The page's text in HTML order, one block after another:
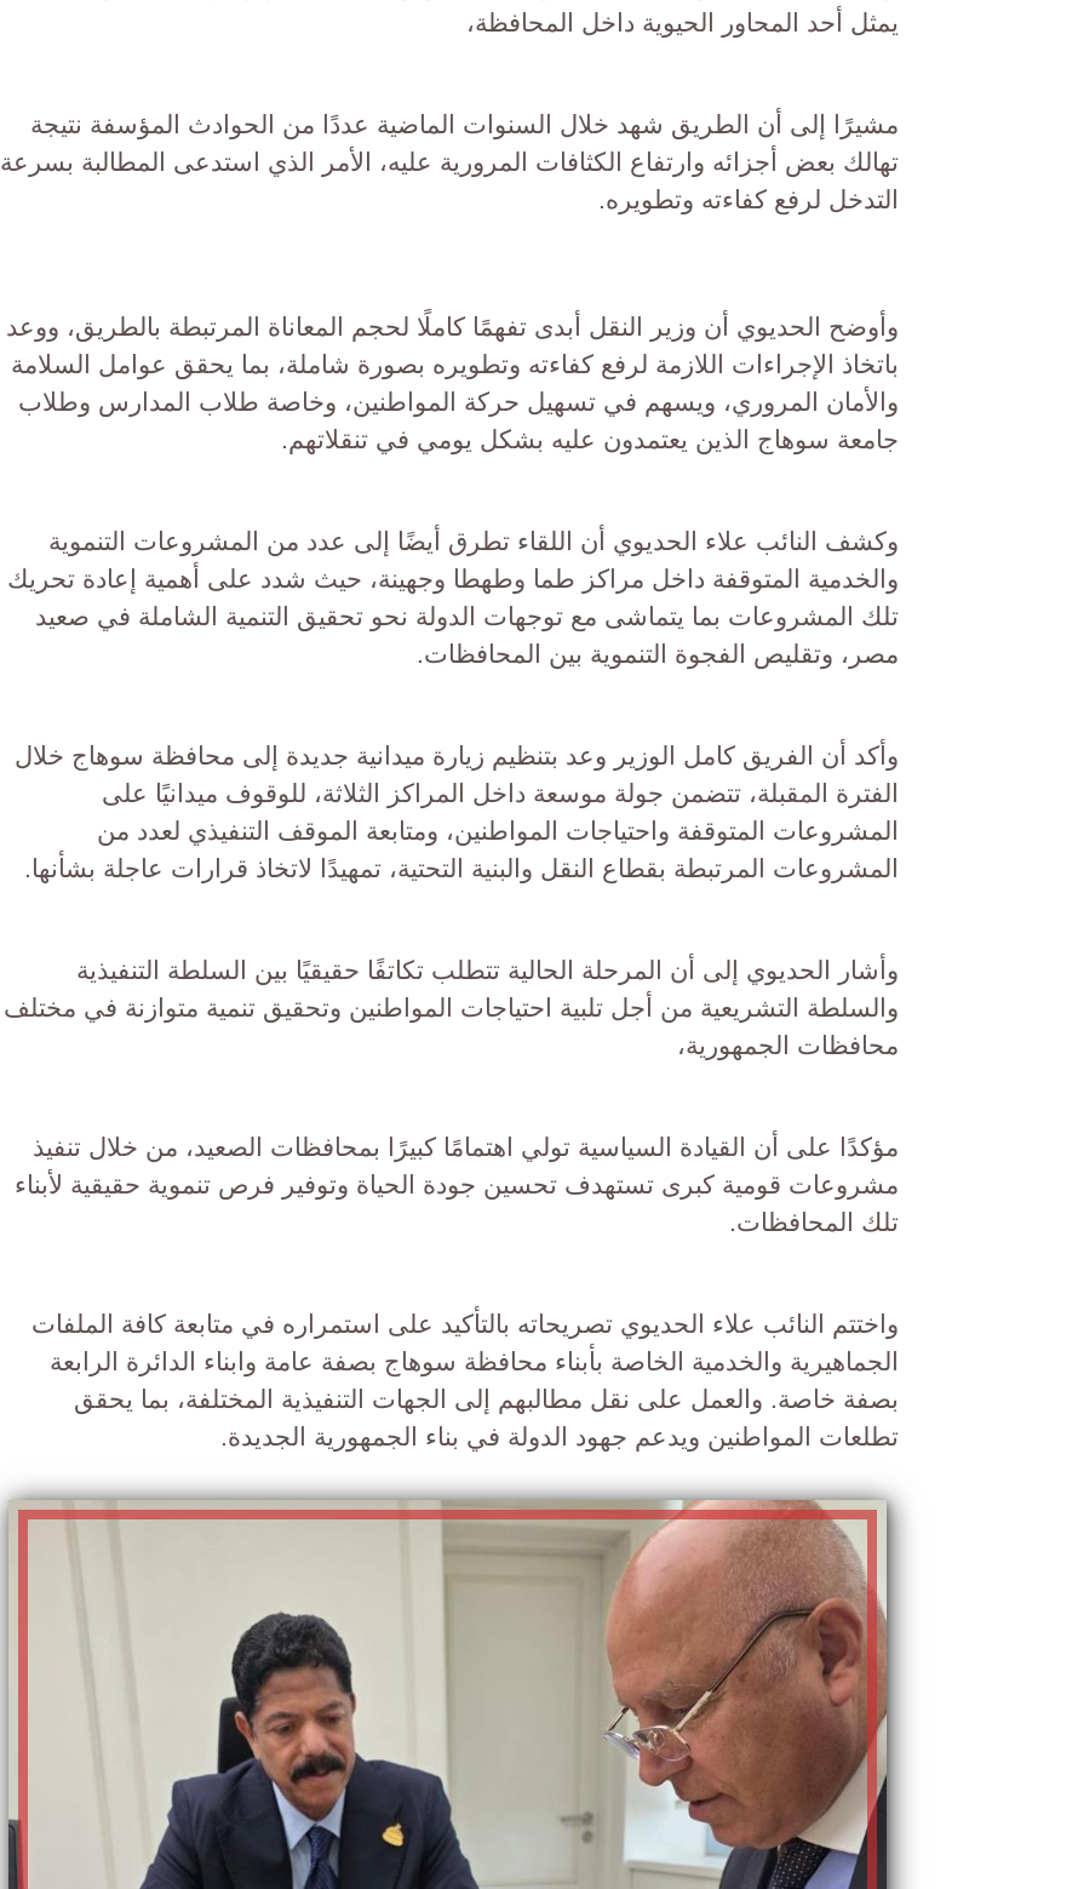
يمثل أحد المحاور الحيوية داخل المحافظة،
مشيرًا إلى أن الطريق شهد خلال السنوات الماضية عددًا من الحوادث المؤسفة نتيجة
تهالك بعض أجزائه وارتفاع الكثافات المرورية عليه، الأمر الذي استدعى المطالبة بسرعة
التدخل لرفع كفاءته وتطويره.
وأوضح الحديوي أن وزير النقل أبدى تفهمًا كاملًا لحجم المعاناة المرتبطة بالطريق، ووعد
باتخاذ الإجراءات اللازمة لرفع كفاءته وتطويره بصورة شاملة، بما يحقق عوامل السلامة
والأمان المروري، ويسهم في تسهيل حركة المواطنين، وخاصة طلاب المدارس وطلاب
جامعة سوهاج الذين يعتمدون عليه بشكل يومي في تنقلاتهم.
وكشف النائب علاء الحديوي أن اللقاء تطرق أيضًا إلى عدد من المشروعات التنموية
والخدمية المتوقفة داخل مراكز طما وطهطا وجهينة، حيث شدد على أهمية إعادة تحريك
تلك المشروعات بما يتماشى مع توجهات الدولة نحو تحقيق التنمية الشاملة في صعيد
مصر، وتقليص الفجوة التنموية بين المحافظات.
وأكد أن الفريق كامل الوزير وعد بتنظيم زيارة ميدانية جديدة إلى محافظة سوهاج خلال
الفترة المقبلة، تتضمن جولة موسعة داخل المراكز الثلاثة، للوقوف ميدانيًا على
المشروعات المتوقفة واحتياجات المواطنين، ومتابعة الموقف التنفيذي لعدد من
المشروعات المرتبطة بقطاع النقل والبنية التحتية، تمهيدًا لاتخاذ قرارات عاجلة بشأنها.
وأشار الحديوي إلى أن المرحلة الحالية تتطلب تكاتفًا حقيقيًا بين السلطة التنفيذية
والسلطة التشريعية من أجل تلبية احتياجات المواطنين وتحقيق تنمية متوازنة في مختلف
محافظات الجمهورية،
مؤكدًا على أن القيادة السياسية تولي اهتمامًا كبيرًا بمحافظات الصعيد، من خلال تنفيذ
مشروعات قومية كبرى تستهدف تحسين جودة الحياة وتوفير فرص تنموية حقيقية لأبناء
تلك المحافظات.
واختتم النائب علاء الحديوي تصريحاته بالتأكيد على استمراره في متابعة كافة الملفات
الجماهيرية والخدمية الخاصة بأبناء محافظة سوهاج بصفة عامة وابناء الدائرة الرابعة
بصفة خاصة. والعمل على نقل مطالبهم إلى الجهات التنفيذية المختلفة، بما يحقق
تطلعات المواطنين ويدعم جهود الدولة في بناء الجمهورية الجديدة.